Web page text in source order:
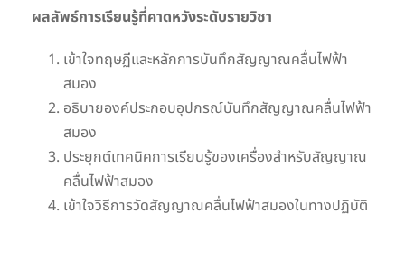
ผลลัพธ์การเรียนรู้ที่คาดหวังระดับรายวิชา
เข้าใจทฤษฏีและหลักการบันทึกสัญญาณคลื่นไฟฟ้า
สมอง
อธิบายองค์ประกอบอุปกรณ์บันทึกสัญญาณคลื่นไฟฟ้า
สมอง
ประยุกต์เทคนิคการเรียนรู้ของเครื่องสำหรับสัญญาณ
คลื่นไฟฟ้าสมอง
เข้าใจวิธีการวัดสัญญาณคลื่นไฟฟ้าสมองในทางปฏิบัติ